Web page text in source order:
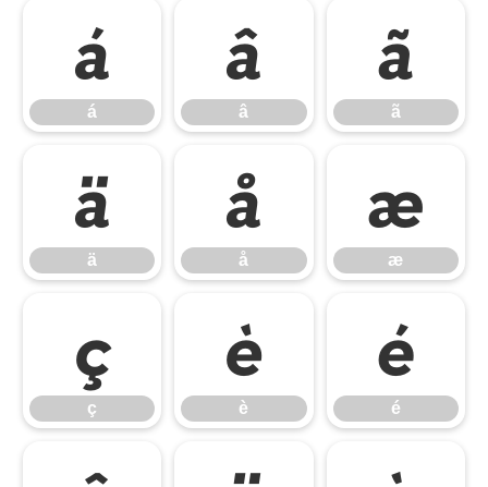
á
á
â
â
ã
ã
ä
ä
å
å
æ
æ
ç
ç
è
è
é
é